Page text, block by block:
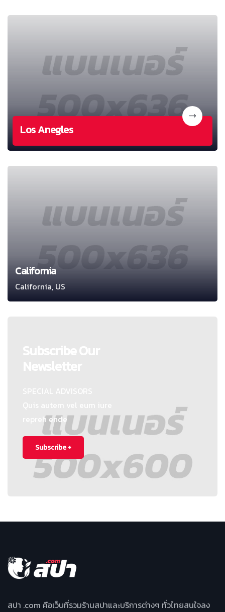
Los Anegles
California
California, US
repreh ende
Subscribe +
สปา .com คือเว็บที่รวมร้านสปาและบริการต่างๆ ทั่วไทยสนใจลง